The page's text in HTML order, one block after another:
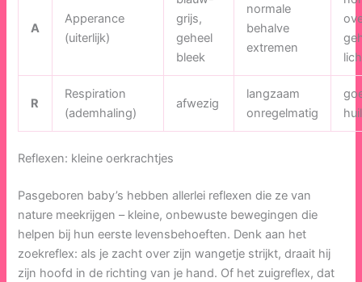
A
Apperance
(uiterlijk)
grijs,
geheel
bleek
normale
behalve
extremen
R
Respiration
(ademhaling)
afwezig
langzaam
onregelmatig
Reflexen: kleine oerkrachtjes
Pasgeboren baby’s hebben allerlei reflexen die ze van
nature meekrijgen – kleine, onbewuste bewegingen die
helpen bij hun eerste levensbehoeften. Denk aan het
zoekreflex: als je zacht over zijn wangetje strijkt, draait hij
zijn hoofd in de richting van je hand. Of het zuigreflex, dat